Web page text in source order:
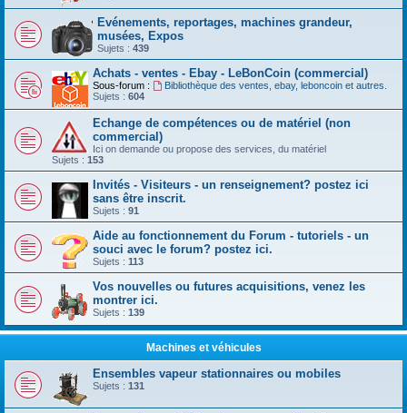
Evénements, reportages, machines grandeur,
musées, Expos
Sujets : 439
Achats - ventes - Ebay - LeBonCoin (commercial)
Sous-forum :
Bibliothèque des ventes, ebay, leboncoin et autres.
Sujets : 604
Echange de compétences ou de matériel (non
commercial)
Ici on demande ou propose des services, du matériel
Sujets : 153
Invités - Visiteurs - un renseignement? postez ici
sans être inscrit.
Sujets : 91
Aide au fonctionnement du Forum - tutoriels - un
souci avec le forum? postez ici.
Sujets : 113
Vos nouvelles ou futures acquisitions, venez les
montrer ici.
Sujets : 139
Machines et véhicules
Ensembles vapeur stationnaires ou mobiles
Sujets : 131